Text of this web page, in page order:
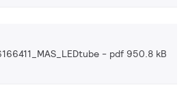
pdf 950.8 kB